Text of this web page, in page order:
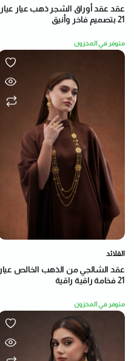
عقد عقد أوراق الشجر ذهب عيار عيار
21 بتصميم فاخر وأنيق
متوفر في المخزون
القلائد
عقد الشالجي من الذهب الخالص عيار
21 فخامة راقية راقية
متوفر في المخزون